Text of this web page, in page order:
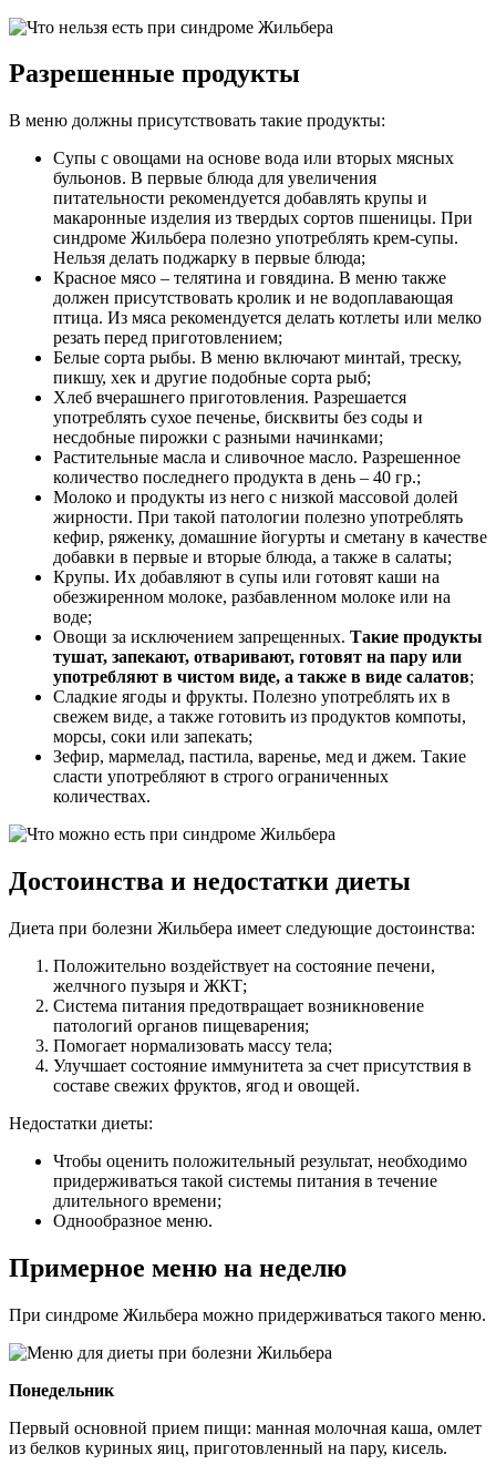
Разрешенные продукты
В меню должны присутствовать такие продукты:
Супы с овощами на основе вода или вторых мясных
бульонов. В первые блюда для увеличения
питательности рекомендуется добавлять крупы и
макаронные изделия из твердых сортов пшеницы. При
синдроме Жильбера полезно употреблять крем-супы.
Нельзя делать поджарку в первые блюда;
Красное мясо – телятина и говядина. В меню также
должен присутствовать кролик и не водоплавающая
птица. Из мяса рекомендуется делать котлеты или мелко
резать перед приготовлением;
Белые сорта рыбы. В меню включают минтай, треску,
пикшу, хек и другие подобные сорта рыб;
Хлеб вчерашнего приготовления. Разрешается
употреблять сухое печенье, бисквиты без соды и
несдобные пирожки с разными начинками;
Растительные масла и сливочное масло. Разрешенное
количество последнего продукта в день – 40 гр.;
Молоко и продукты из него с низкой массовой долей
жирности. При такой патологии полезно употреблять
кефир, ряженку, домашние йогурты и сметану в качестве
добавки в первые и вторые блюда, а также в салаты;
Крупы. Их добавляют в супы или готовят каши на
обезжиренном молоке, разбавленном молоке или на
воде;
Овощи за исключением запрещенных. Такие продукты
тушат, запекают, отваривают, готовят на пару или
употребляют в чистом виде, а также в виде салатов;
Сладкие ягоды и фрукты. Полезно употреблять их в
свежем виде, а также готовить из продуктов компоты,
морсы, соки или запекать;
Зефир, мармелад, пастила, варенье, мед и джем. Такие
сласти употребляют в строго ограниченных
количествах.
Достоинства и недостатки диеты
Диета при болезни Жильбера имеет следующие достоинства:
Положительно воздействует на состояние печени,
желчного пузыря и ЖКТ;
Система питания предотвращает возникновение
патологий органов пищеварения;
Помогает нормализовать массу тела;
Улучшает состояние иммунитета за счет присутствия в
составе свежих фруктов, ягод и овощей.
Недостатки диеты:
Чтобы оценить положительный результат, необходимо
придерживаться такой системы питания в течение
длительного времени;
Однообразное меню.
Примерное меню на неделю
При синдроме Жильбера можно придерживаться такого меню.
Понедельник
Первый основной прием пищи: манная молочная каша, омлет
из белков куриных яиц, приготовленный на пару, кисель.